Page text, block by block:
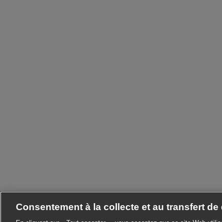
Consentement à la collecte et au transfert de